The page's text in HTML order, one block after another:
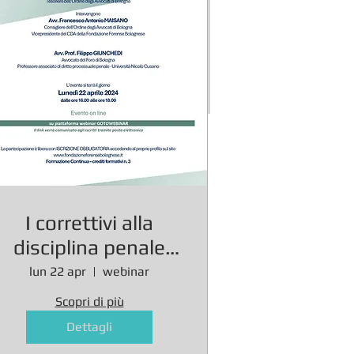
I correttivi alla
disciplina penale
della Riforma
Cartabia
lun 22 apr
webinar
Scopri di più
Dettagli